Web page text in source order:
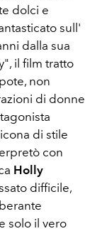
dolci e
sull'
dalla sua
il film tratto
non
di donne
icona di stile
con
Holly
difficile,
solo il vero